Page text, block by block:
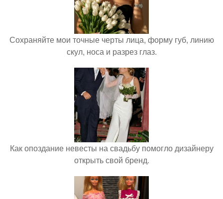
Сохраняйте мои точные черты лица, форму губ, линию
скул, носа и разрез глаз.
Как опоздание невесты на свадьбу помогло дизайнеру
открыть свой бренд.